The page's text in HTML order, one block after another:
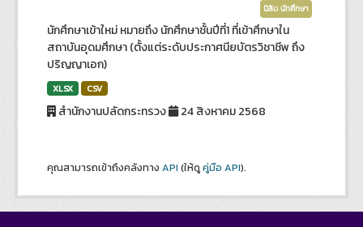
นิสิต นักศึกษา
นักศึกษาเข้าใหม่ หมายถึง นักศึกษาชั้นปีที่1 ที่เข้าศึกษาใน
สถาบันอุดมศึกษา (ตั้งแต่ระดับประกาศนียบัตรวิชาชีพ ถึง
ปริญญาเอก)
XLSX CSV
สำนักงานปลัดกระทรวง 24 สิงหาคม 2568
คุณสามารถเข้าถึงคลังทางAPI (ให้ดูคู่มือ API).